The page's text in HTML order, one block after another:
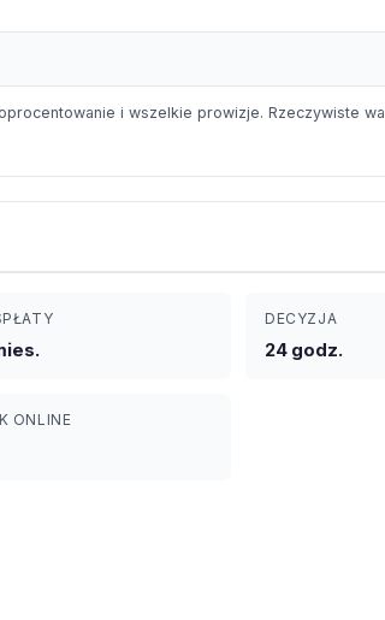
i wszelkie prowizje. Rzeczywiste
DECYZJA
24 godz.
ONLINE